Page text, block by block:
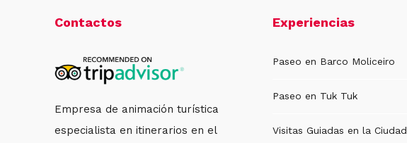
Contactos
Empresa de animación turística
especialista en itinerarios en el
Experiencias
Paseo en Barco Moliceiro
Paseo en Tuk Tuk
Visitas Guiadas en la Ciudad